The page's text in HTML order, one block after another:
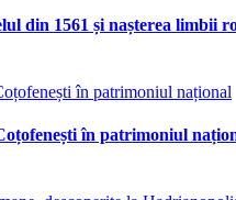
din 1561 și nașterea limbii
în patrimoniul